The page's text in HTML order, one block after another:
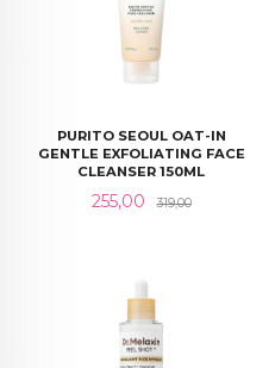
PURITO SEOUL OAT-IN
GENTLE EXFOLIATING FACE
CLEANSER 150ML
Tilbud
255,00 319,00Rabatt